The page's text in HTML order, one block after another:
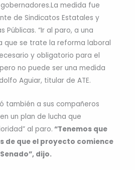
medida fue
de Sindicatos Estatales y
Públicas. “Ir al paro, a una
que se trate la reforma laboral
y obligatorio para el
no puede ser una medida
Aguiar, titular de ATE.
también a sus compañeros
un plan de lucha que
al paro. “Tenemos que
de que el proyecto comience
dijo.